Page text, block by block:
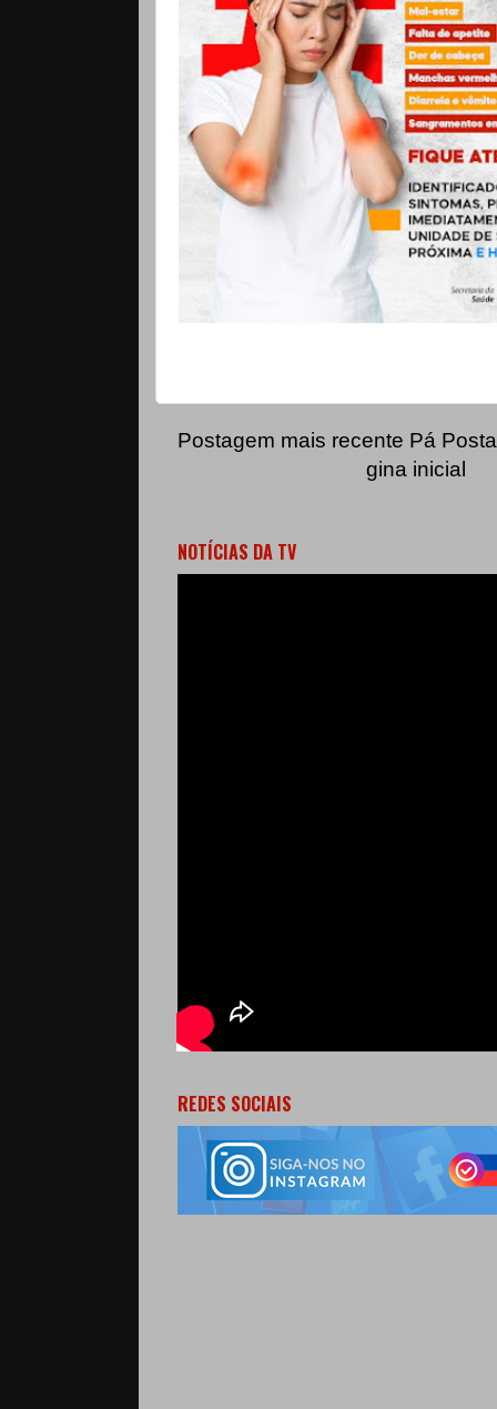
Postagem mais recente Pá
gina inicial
NOTÍCIAS DA TV
REDES SOCIAIS